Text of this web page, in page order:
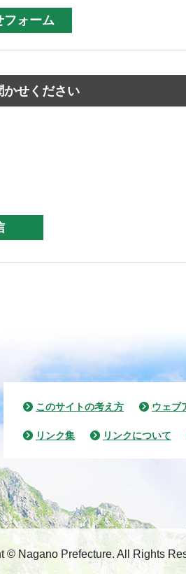
かせください
このサイトの考え方 ウェブ
リンク集 リンクについて
© Nagano Prefecture. All Rights